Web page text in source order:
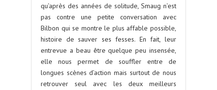
qu’après des années de solitude, Smaug n’est
pas contre une petite conversation avec
Bilbon qui se montre le plus affable possible,
histoire de sauver ses fesses. En fait, leur
entrevue a beau être quelque peu insensée,
elle nous permet de souffler entre de
longues scènes d’action mais surtout de nous
retrouver seul avec les deux meilleurs